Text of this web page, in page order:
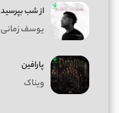
از شب بپرسید
یوسف زمانی
پارافین
ویناک